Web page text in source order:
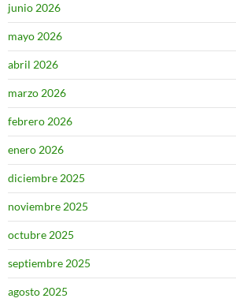
junio 2026
mayo 2026
abril 2026
marzo 2026
febrero 2026
enero 2026
diciembre 2025
noviembre 2025
octubre 2025
septiembre 2025
agosto 2025